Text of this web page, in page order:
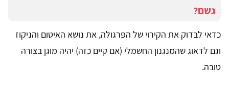
גשם?
כדאי לבדוק את הקירוי של הפרגולה, את נושא האיטום והניקוז
וגם לדאוג שהמנגנון החשמלי (אם קיים כזה) יהיה מוגן בצורה
טובה.